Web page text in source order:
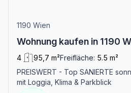
1190 Wien
Wohnung kaufen in 1190
4 95,7 m²Freifläche: 5.5 m²
PREISWERT - Top SANIERTE
mit Loggia, Klima & Parkblick